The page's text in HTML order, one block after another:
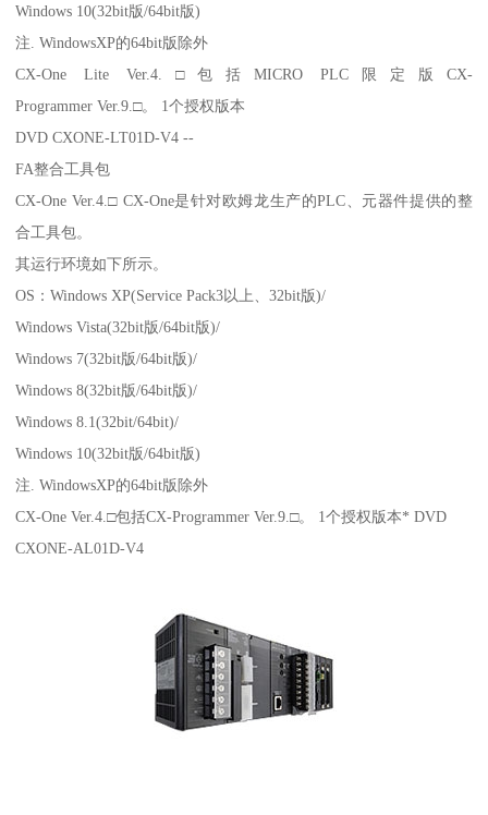
Windows 10(32bit版/64bit版)
注. WindowsXP的64bit版除外
CX-One Lite Ver.4.□包括MICRO PLC限定版CX-
Programmer Ver.9.□。 1个授权版本
DVD CXONE-LT01D-V4 --
FA整合工具包
CX-One Ver.4.□ CX-One是针对欧姆龙生产的PLC、元器件提供的整
合工具包。
其运行环境如下所示。
OS：Windows XP(Service Pack3以上、32bit版)/
Windows Vista(32bit版/64bit版)/
Windows 7(32bit版/64bit版)/
Windows 8(32bit版/64bit版)/
Windows 8.1(32bit/64bit)/
Windows 10(32bit版/64bit版)
注. WindowsXP的64bit版除外
CX-One Ver.4.□包括CX-Programmer Ver.9.□。 1个授权版本* DVD
CXONE-AL01D-V4